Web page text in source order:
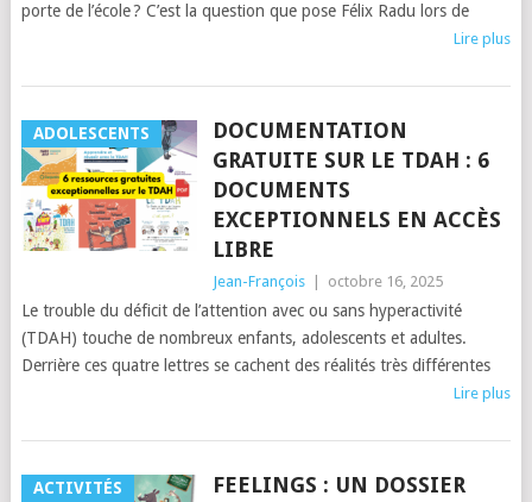
porte de l’école ? C’est la question que pose Félix Radu lors de
Lire plus
ADOLESCENTS
DOCUMENTATION
GRATUITE SUR LE TDAH : 6
DOCUMENTS
EXCEPTIONNELS EN ACCÈS
LIBRE
Jean-François octobre 16, 2025
Le trouble du déficit de l’attention avec ou sans hyperactivité
(TDAH) touche de nombreux enfants, adolescents et adultes.
Derrière ces quatre lettres se cachent des réalités très différentes
Lire plus
ACTIVITÉS FEELINGS : UN DOSSIER